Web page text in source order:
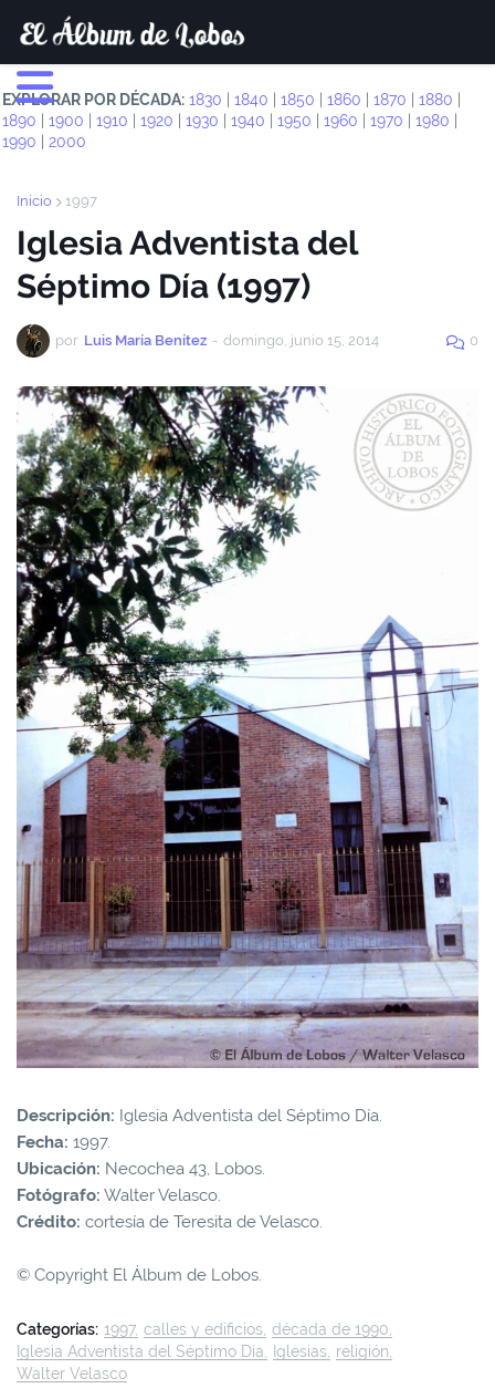
EXPLORAR POR DÉCADA: 1830 1840 1850 1860 1870 1880
1890
1900 1910 1920 1930 1940 1950 1960 1970 1980
1990
2000
Inicio 1997
Iglesia Adventista del
Séptimo Día (1997)
por Luis María Benítez - domingo, junio 15, 2014 0
Descripción: Iglesia Adventista del Séptimo Día.
Fecha: 1997.
Ubicación: Necochea 43, Lobos.
Fotógrafo: Walter Velasco.
Crédito: cortesía de Teresita de Velasco.
© Copyright El Álbum de Lobos.
Categorías: 1997 calles y edificios década de 1990
Iglesia Adventista del Séptimo Día
Iglesias
religión
Walter Velasco